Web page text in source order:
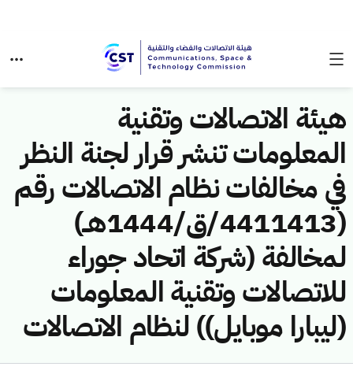
هيئة الاتصالات وتقنية
المعلومات تنشر قرار لجنة النظر
في مخالفات نظام الاتصالات رقم
(4411413/ق/1444هــ)
لمخالفة (شركة اتحاد جوراء
للاتصالات وتقنية المعلومات
(ليبارا موبايل)) لنظام الاتصالات